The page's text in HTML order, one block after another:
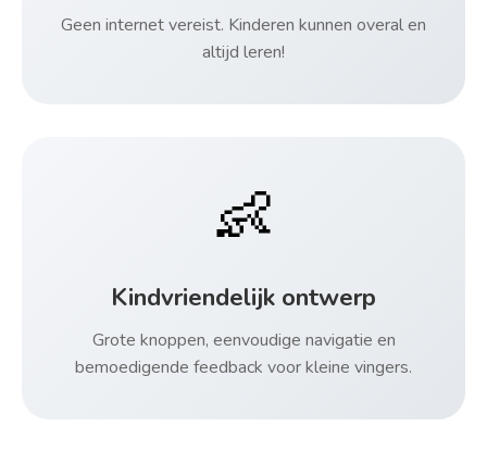
Geen internet vereist. Kinderen kunnen overal en
altijd leren!
👶
Kindvriendelijk ontwerp
Grote knoppen, eenvoudige navigatie en
bemoedigende feedback voor kleine vingers.